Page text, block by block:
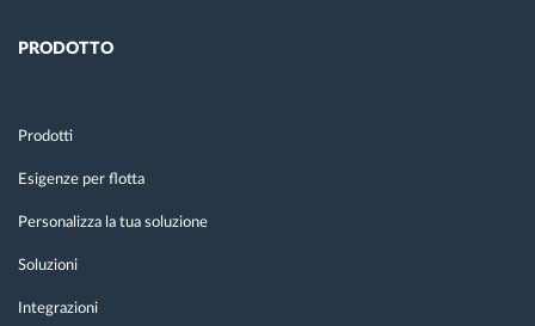
PRODOTTO
Prodotti
Esigenze per flotta
Personalizza la tua soluzione
Soluzioni
Integrazioni